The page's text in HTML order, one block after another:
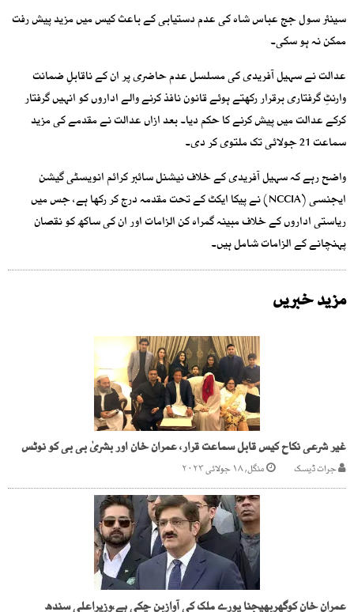
سینئر سول جج عباس شاہ کی عدم دستیابی کے باعث کیس میں مزید پیش رفت
ممکن نہ ہو سکی۔
عدالت نے سہیل آفریدی کی مسلسل عدم حاضری پر ان کے ناقابلِ ضمانت
وارنٹِ گرفتاری برقرار رکھتے ہوئے قانون نافذ کرنے والے اداروں کو انہیں گرفتار
کرکے عدالت میں پیش کرنے کا حکم دیا۔ بعد ازاں عدالت نے مقدمے کی مزید
سماعت 21 جولائی تک ملتوی کر دی۔
واضح رہے کہ سہیل آفریدی کے خلاف نیشنل سائبر کرائم انویسٹی گیشن
ایجنسی (NCCIA) نے پیکا ایکٹ کے تحت مقدمہ درج کر رکھا ہے، جس میں
ریاستی اداروں کے خلاف مبینہ گمراہ کن الزامات اور ان کی ساکھ کو نقصان
پہنچانے کے الزامات شامل ہیں۔
مزید خبریں
غیر شرعی نکاح کیس قابل سماعت قرار، عمران خان اور بشریٰ بی بی کو نوٹس
جرات ڈیسک منگل, ۱۸ جولائی ۲۰۲۳